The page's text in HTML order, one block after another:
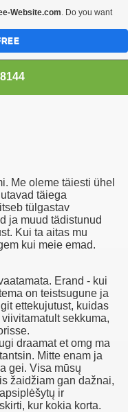
Me oleme täiesti ühel
täiega
tülgastav
ja muud tädistunud
Kui ta aitas mu
kui meie emad.
Erand - kui
on teistsugune ja
ettekujutust, kuidas
sekkuma,
draamat et omg ma
Mitte enam ja
gei. Visa mūsų
žaidžiam gan dažnai,
ir
kur kokia korta.
Pålitelig Partner
Website.com. Do you want